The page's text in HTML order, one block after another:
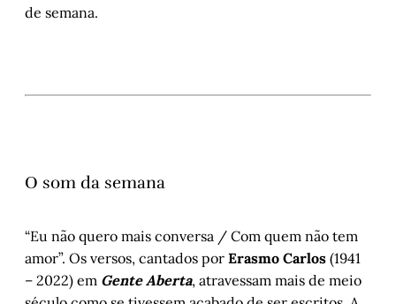
de semana.
O som da semana
“Eu não quero mais conversa / Com quem não tem
amor”. Os versos, cantados por Erasmo Carlos (1941
– 2022) em Gente Aberta, atravessam mais de meio